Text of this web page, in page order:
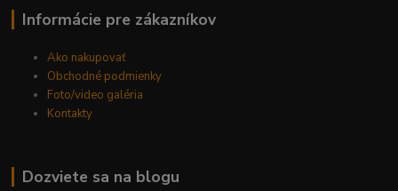
Informácie pre zákazníkov
Ako nakupovať
Obchodné podmienky
Foto/video galéria
Kontakty
Dozviete sa na blogu